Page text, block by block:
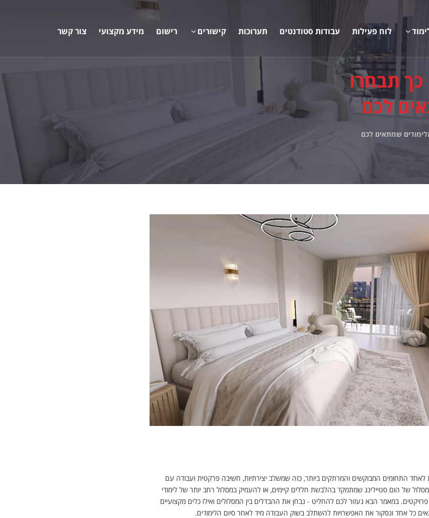
לוח פעילות עבודות סטודנטים תערוכות קישורים רישום מידע מקצועי צור קשר
כך תבחרו
לכם
שמתאים לכם
התחומים המבוקשים והמרתקים ביותר, כזה שמשלב יצירתיות, חשיבה פרקטית ועבודה עם
של הום סטיילינג שמתמקד בהלבשת חללים קיימים, או להעמיק במסלול רחב יותר של לימודי
פרויקטים. במאמר הבא נעזור לכם להחליט - נבחן את ההבדלים בין המסלולים ואילו כלים מקצועיים
כל אחד ונסקור את האפשרויות להשתלב בשוק העבודה מיד לאחר סיום הלימודים.